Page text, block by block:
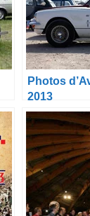
Photos
2013